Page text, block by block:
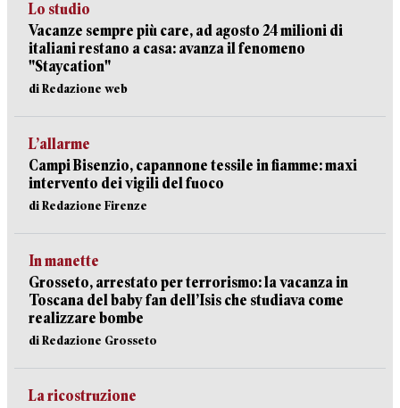
Lo studio
Vacanze sempre più care, ad agosto 24 milioni di
italiani restano a casa: avanza il fenomeno
"Staycation"
di Redazione web
L’allarme
Campi Bisenzio, capannone tessile in fiamme: maxi
intervento dei vigili del fuoco
di Redazione Firenze
In manette
Grosseto, arrestato per terrorismo: la vacanza in
Toscana del baby fan dell’Isis che studiava come
realizzare bombe
di Redazione Grosseto
La ricostruzione